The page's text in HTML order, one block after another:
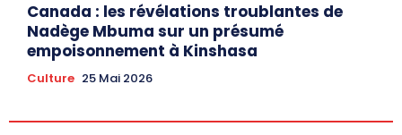
Canada : les révélations troublantes de
Nadège Mbuma sur un présumé
empoisonnement à Kinshasa
Culture 25 Mai 2026